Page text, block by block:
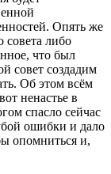
Опять же
совета либо
что был
совет создадим
Об этом всём
ненастье в
спасло сейчас
ошибки и дало
опомниться и,